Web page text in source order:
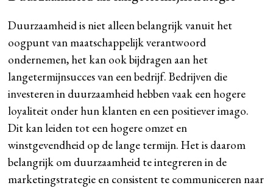
Duurzaamheid is niet alleen belangrijk vanuit het
oogpunt van maatschappelijk verantwoord
ondernemen, het kan ook bijdragen aan het
langetermijnsucces van een bedrijf. Bedrijven die
investeren in duurzaamheid hebben vaak een hogere
loyaliteit onder hun klanten en een positiever imago.
Dit kan leiden tot een hogere omzet en
winstgevendheid op de lange termijn. Het is daarom
belangrijk om duurzaamheid te integreren in de
marketingstrategie en consistent te communiceren naar